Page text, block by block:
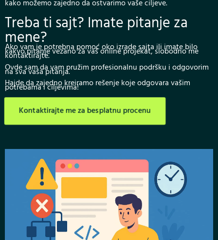
kako možemo zajedno da ostvarimo vaše ciljeve.
Treba ti sajt? Imate pitanje za
mene?
Ako vam je potrebna pomoć oko izrade sajta ili imate bilo
kakvo pitanje vezano za vaš online projekat, slobodno me
kontaktirajte.
Ovde sam da vam pružim profesionalnu podršku i odgovorim
na sva vaša pitanja.
Hajde da zajedno kreiramo rešenje koje odgovara vašim
potrebama i ciljevima!
Kontaktirajte me za besplatnu procenu